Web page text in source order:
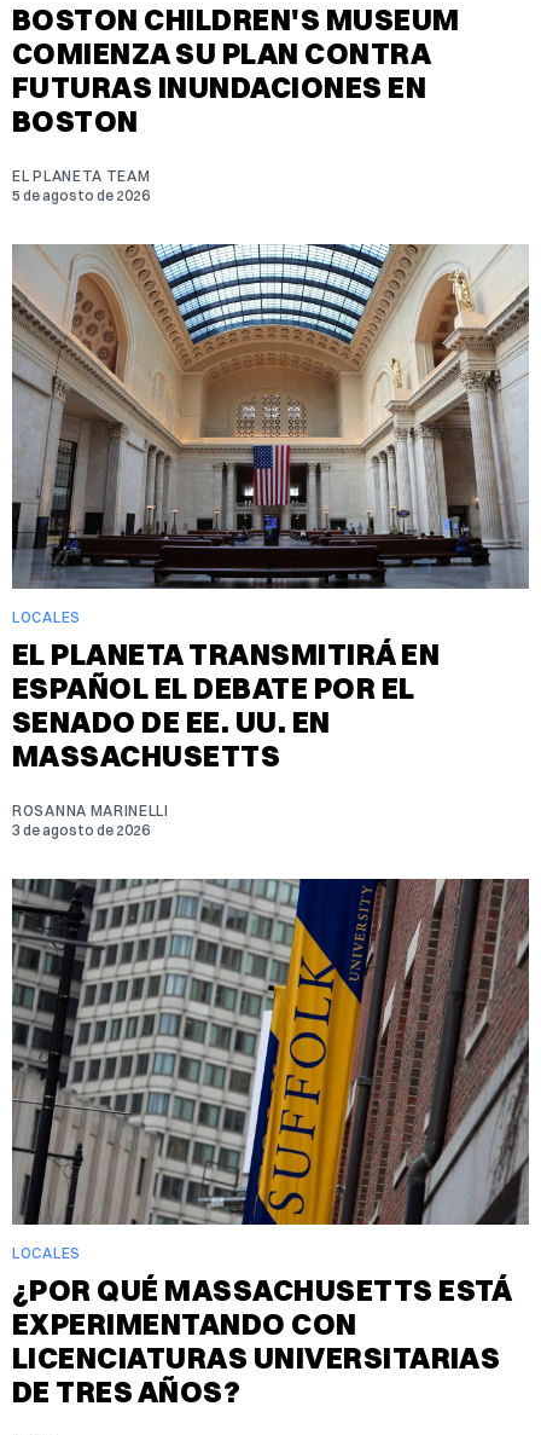
BOSTON CHILDREN'S MUSEUM
COMIENZA SU PLAN CONTRA
FUTURAS INUNDACIONES EN
BOSTON
EL PLANETA TEAM
5 de agosto de 2026
LOCALES
EL PLANETA TRANSMITIRÁ EN
ESPAÑOL EL DEBATE POR EL
SENADO DE EE. UU. EN
MASSACHUSETTS
ROSANNA MARINELLI
3 de agosto de 2026
LOCALES
¿POR QUÉ MASSACHUSETTS ESTÁ
EXPERIMENTANDO CON
LICENCIATURAS UNIVERSITARIAS
DE TRES AÑOS?